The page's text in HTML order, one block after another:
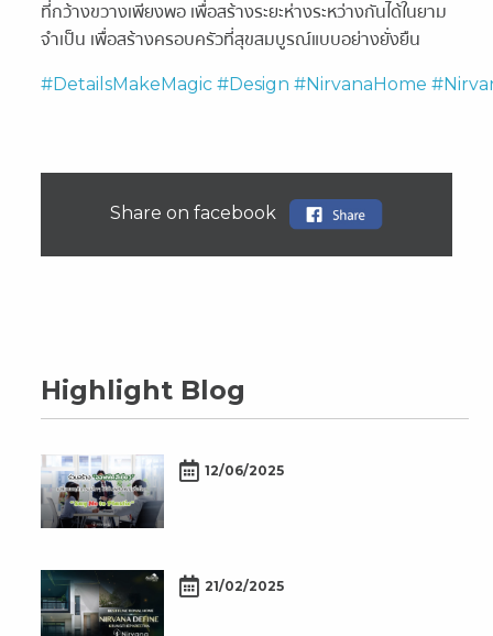
ที่กว้างขวางเพียงพอ เพื่อสร้างระยะห่างระหว่างกันได้ในยาม
จำเป็น เพื่อสร้างครอบครัวที่สุขสมบูรณ์แบบอย่างยั่งยืน
#DetailsMakeMagic #Design #NirvanaHome
Share on facebook
Highlight Blog
12/06/2025
21/02/2025